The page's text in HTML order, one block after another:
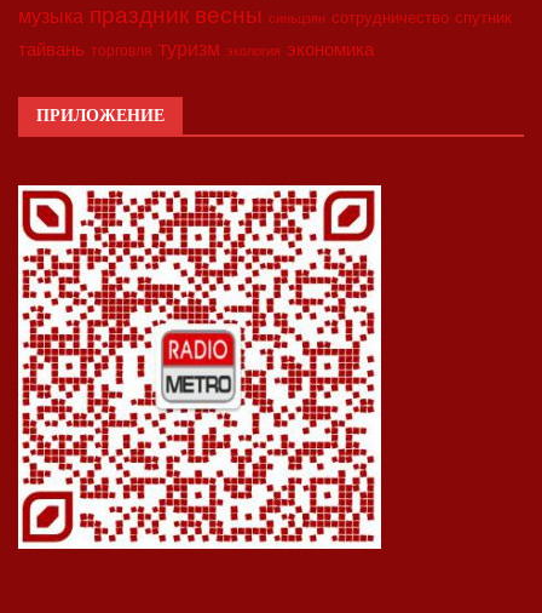
музыка праздник весны синьцзян сотрудничество спутник
тайвань торговля туризм экология экономика
ПРИЛОЖЕНИЕ